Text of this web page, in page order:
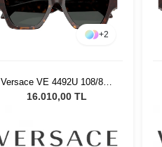
+2
Versace VE 4492U 108/87 -
53 Kadın Güneş Gözlüğü
16.010,00 TL